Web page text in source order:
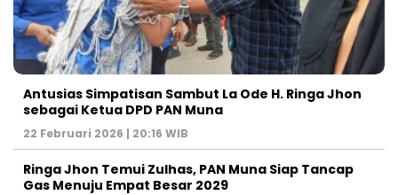
Antusias Simpatisan Sambut La Ode H. Ringa Jhon
sebagai Ketua DPD PAN Muna
22 Februari 2026 | 20:16 WIB
Ringa Jhon Temui Zulhas, PAN Muna Siap Tancap
Gas Menuju Empat Besar 2029